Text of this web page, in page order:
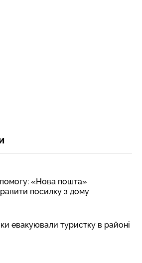
«Нова пошта»
посилку з дому
евакуювали туристку в районі